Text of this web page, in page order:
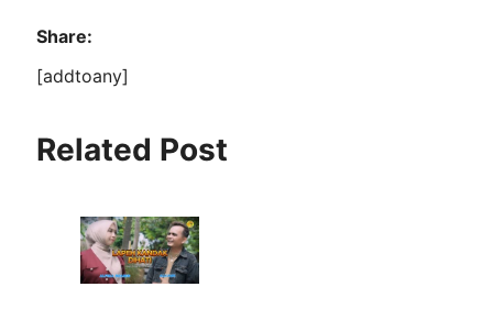
Share:
[addtoany]
Related Post